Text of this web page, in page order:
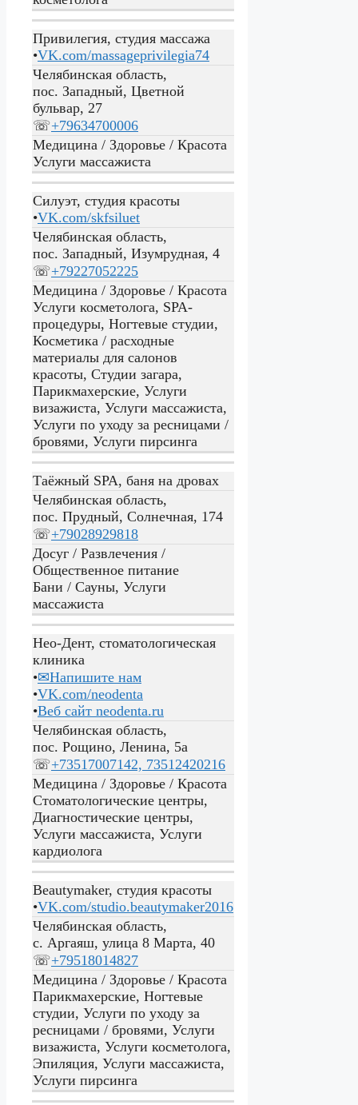
Привилегия, студия массажа
•VK.com/massageprivilegia74
Челябинская область,
пос. Западный, Цветной
бульвар, 27
☏+79634700006
Медицина / Здоровье / Красота
Услуги массажиста
Силуэт, студия красоты
•VK.com/skfsiluet
Челябинская область,
пос. Западный, Изумрудная, 4
☏+79227052225
Медицина / Здоровье / Красота
Услуги косметолога, SPA-
процедуры, Ногтевые студии,
Косметика / расходные
материалы для салонов
красоты, Студии загара,
Парикмахерские, Услуги
визажиста, Услуги массажиста,
Услуги по уходу за ресницами /
бровями, Услуги пирсинга
Таёжный SPA, баня на дровах
Челябинская область,
пос. Прудный, Солнечная, 174
☏+79028929818
Досуг / Развлечения /
Общественное питание
Бани / Сауны, Услуги
массажиста
Нео-Дент, стоматологическая
клиника
•✉Напишите нам
•VK.com/neodenta
•Веб сайт neodenta.ru
Челябинская область,
пос. Рощино, Ленина, 5а
☏+73517007142, 73512420216
Медицина / Здоровье / Красота
Стоматологические центры,
Диагностические центры,
Услуги массажиста, Услуги
кардиолога
Beautymaker, студия красоты
•VK.com/studio.beautymaker2016
Челябинская область,
с. Аргаяш, улица 8 Марта, 40
☏+79518014827
Медицина / Здоровье / Красота
Парикмахерские, Ногтевые
студии, Услуги по уходу за
ресницами / бровями, Услуги
визажиста, Услуги косметолога,
Эпиляция, Услуги массажиста,
Услуги пирсинга